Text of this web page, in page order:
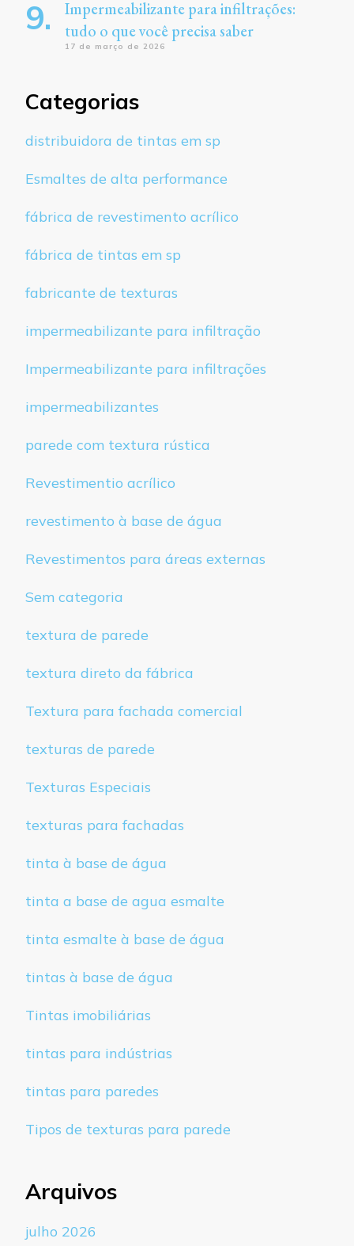
Impermeabilizante para infiltrações:
tudo o que você precisa saber
17 de março de 2026
Categorias
distribuidora de tintas em sp
Esmaltes de alta performance
fábrica de revestimento acrílico
fábrica de tintas em sp
fabricante de texturas
impermeabilizante para infiltração
Impermeabilizante para infiltrações
impermeabilizantes
parede com textura rústica
Revestimentio acrílico
revestimento à base de água
Revestimentos para áreas externas
Sem categoria
textura de parede
textura direto da fábrica
Textura para fachada comercial
texturas de parede
Texturas Especiais
texturas para fachadas
tinta à base de água
tinta a base de agua esmalte
tinta esmalte à base de água
tintas à base de água
Tintas imobiliárias
tintas para indústrias
tintas para paredes
Tipos de texturas para parede
Arquivos
julho 2026